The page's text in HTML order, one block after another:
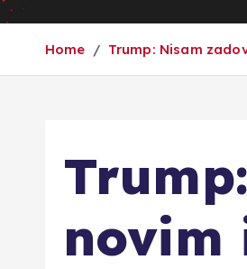
Home Trump: Nisam
novim